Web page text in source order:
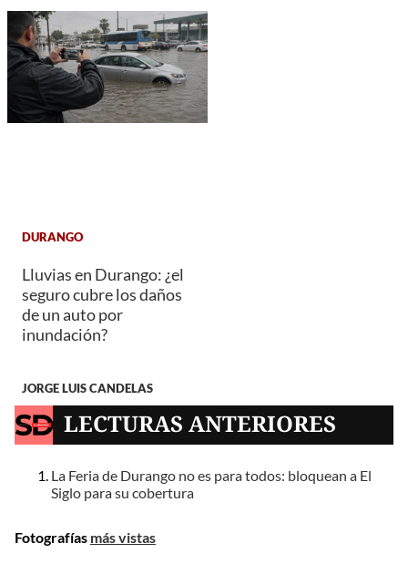
DURANGO
Lluvias en Durango: ¿el
seguro cubre los daños
de un auto por
inundación?
JORGE LUIS CANDELAS
LECTURAS ANTERIORES
La Feria de Durango no es para todos: bloquean a El
Siglo para su cobertura
Fotografías más vistas